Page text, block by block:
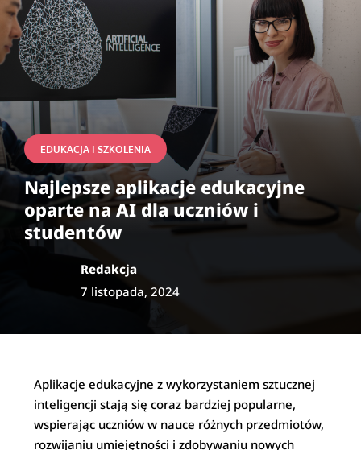
EDUKACJA I SZKOLENIA
Najlepsze aplikacje edukacyjne
oparte na AI dla uczniów i
studentów
Redakcja
7 listopada, 2024
Aplikacje edukacyjne z wykorzystaniem sztucznej
inteligencji stają się coraz bardziej popularne,
wspierając uczniów w nauce różnych przedmiotów,
rozwijaniu umiejętności i zdobywaniu nowych